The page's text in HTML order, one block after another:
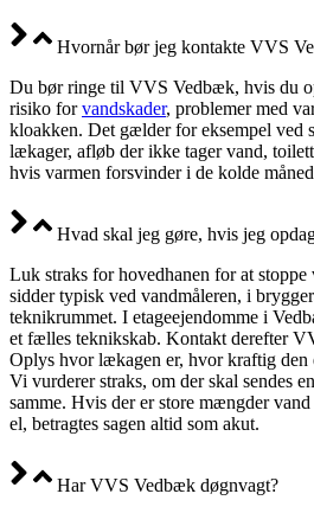
Hvornår bør jeg kontakte VVS
Du bør ringe til VVS Vedbæk, hvis du
risiko forvandskader, problemer med
kloakken. Det gælder for eksempel ved
lækager, afløb der ikke tager vand,
hvis varmen forsvinder i de kolde
Hvad skal jeg gøre, hvis jeg
Luk straks for hovedhanen for at
sidder typisk ved vandmåleren, i
teknikrummet. I etageejendomme i
et fælles teknikskab. Kontakt derefter
Oplys hvor lækagen er, hvor kraftig den
Vi vurderer straks, om der skal sendes
samme. Hvis der er store mængder
el, betragtes sagen altid som akut.
Har VVS Vedbæk døgnvagt?